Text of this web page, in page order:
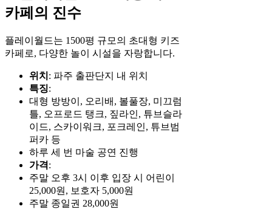
카페의 진수
플레이월드는 1500평 규모의 초대형 키즈
카페로, 다양한 놀이 시설을 자랑합니다.
위치 : 파주 출판단지 내 위치
특징:
대형 방방이, 오리배, 볼풀장, 미끄럼
틀, 오프로드 탱크, 짚라인, 튜브슬라
이드, 스카이워크, 포크레인, 튜브범
퍼카 등
하루 세 번 마술 공연 진행
가격:
주말 오후 3시 이후 입장 시 어린이
25,000원, 보호자 5,000원
주말 종일권 28,000원